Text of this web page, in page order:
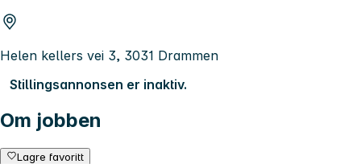
Helen kellers vei 3, 3031 Drammen
Stillingsannonsen er inaktiv.
Om jobben
Lagre favoritt